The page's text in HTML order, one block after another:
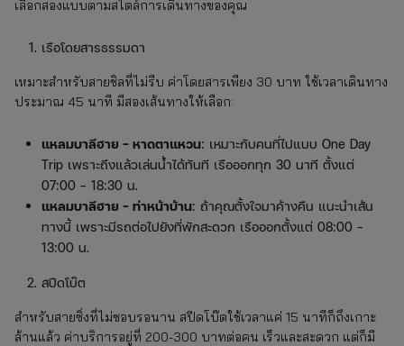
เลือกสองแบบตามสไตล์การเดินทางของคุณ
เรือโดยสารธรรมดา
เหมาะสำหรับสายชิลที่ไม่รีบ ค่าโดยสารเพียง 30 บาท ใช้เวลาเดินทาง
ประมาณ 45 นาที มีสองเส้นทางให้เลือก:
แหลมบาลีฮาย – หาดตาแหวน: เหมาะกับคนที่ไปแบบ One Day
Trip เพราะถึงแล้วเล่นน้ำได้ทันที เรือออกทุก 30 นาที ตั้งแต่
07:00 – 18:30 น.
แหลมบาลีฮาย – ท่าหน้าบ้าน: ถ้าคุณตั้งใจมาค้างคืน แนะนำเส้น
ทางนี้ เพราะมีรถต่อไปยังที่พักสะดวก เรือออกตั้งแต่ 08:00 –
13:00 น.
สปีดโบ๊ต
สำหรับสายซิ่งที่ไม่ชอบรอนาน สปีดโบ๊ตใช้เวลาแค่ 15 นาทีก็ถึงเกาะ
ล้านแล้ว ค่าบริการอยู่ที่ 200-300 บาทต่อคน เร็วและสะดวก แต่ก็มี